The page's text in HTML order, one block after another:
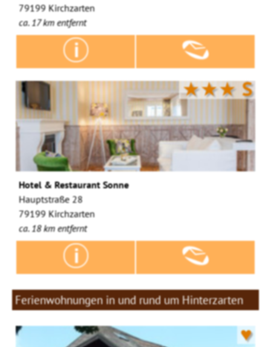
79199 Kirchzarten
ca. 17 km entfernt
★★★S
Hotel & Restaurant Sonne
Hauptstraße 28
79199 Kirchzarten
ca. 18 km entfernt
Ferienwohnungen in und rund um Hinterzarten
♥